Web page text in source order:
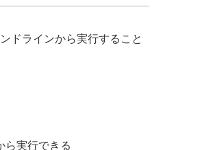
ドラインから実行すること
ら実行できる